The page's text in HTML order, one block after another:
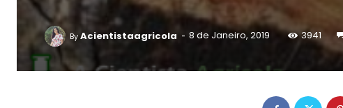
ByAcientistaagricola - 8 de Janeiro, 2019 3941